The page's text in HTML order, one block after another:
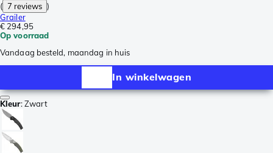
( 7 reviews )
Grailer
€ 294,95
Op voorraad
Vandaag besteld, maandag in huis
In winkelwagen
Kleur:Zwart